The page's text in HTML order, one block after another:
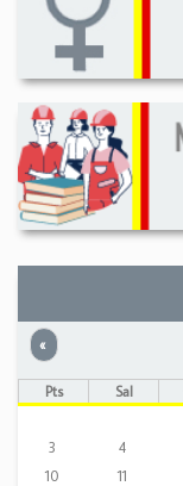
« Önceki
Pts Sal
3
4
10
11